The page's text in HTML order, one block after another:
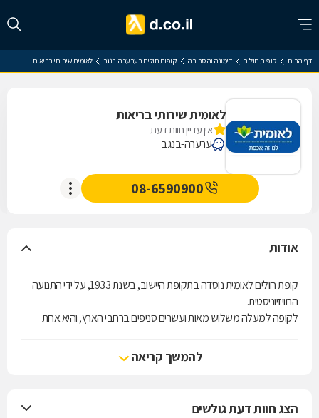
דף הבית קופות חולים דימונה והסביבה קופות חולים בערערה-בנגב לאומית שירותי בריאות
לאומית שירותי בריאות
אין עדיין חוות דעת
ערערה-בנגב
08-6590900
אודות
קופת חולים לאומית נוסדה בתקופת היישוב, בשנת 1933, על ידי התנועה
הרוויזיוניסטית.
לקופה למעלה משלוש מאות ועשרים סניפים ברחבי הארץ, והיא אחת
להמשך קריאה
הצג חוות דעת גולשים